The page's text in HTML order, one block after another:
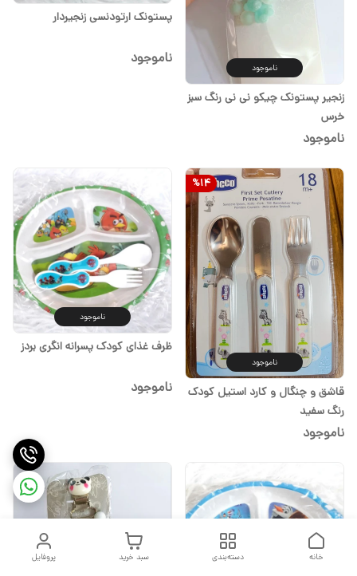
ناموجود
زنجیر پستونک چیکو نی نی رنگ سبز
خرس
ناموجود
پستونک ارتودنسی زنجیردار
ناموجود
%14
ناموجود
قاشق و چنگال و کارد استیل کودک
رنگ سفید
ناموجود
ناموجود
ظرف غذای کودک پسرانه انگری بردز
ناموجود
پروفایل سبد خرید دسته‌بندی خانه